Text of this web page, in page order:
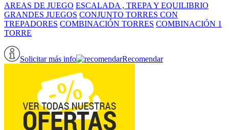
AREAS DE JUEGO ESCALADA , TREPA Y EQUILIBRIO
GRANDES JUEGOS CONJUNTO TORRES CON
TREPADORES COMBINACIÓN TORRES COMBINACIÓN 1
TORRE
Solicitar más info Recomendar